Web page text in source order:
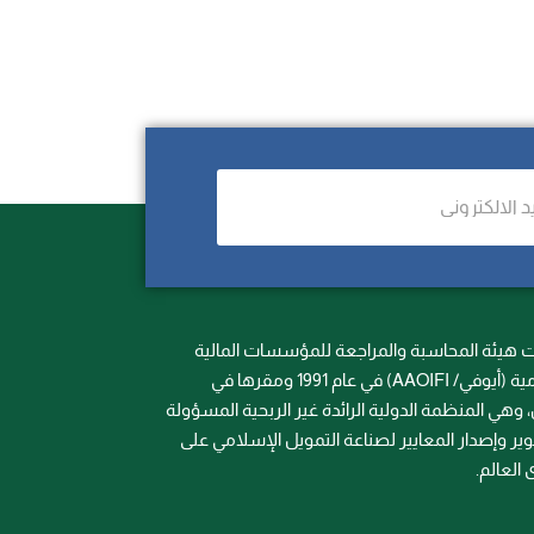
المحاسبة والمراجعة للمؤسسات المالية
الإسلامية (أيوفي/ AAOIFI) في عام 1991 ومقرها في
وهي المنظمة الدولية الرائدة غير الربحية المسؤولة
وإصدار المعايير لصناعة التمويل الإسلامي على